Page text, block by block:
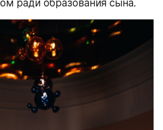
ради образования сына.